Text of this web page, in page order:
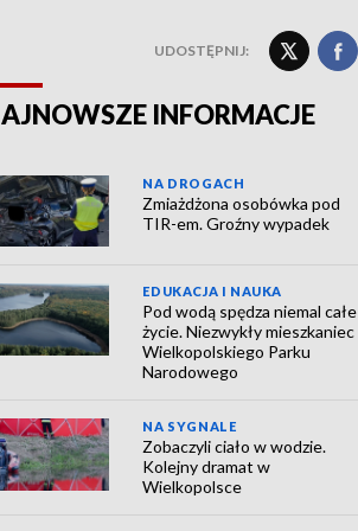
UDOSTĘPNIJ:
INFORMACJE
NA DROGACH
Zmiażdżona osobówka pod
TIR-em. Groźny wypadek
EDUKACJA I NAUKA
Pod wodą spędza niemal całe
życie. Niezwykły mieszkaniec
Wielkopolskiego Parku
Narodowego
NA SYGNALE
Zobaczyli ciało w wodzie.
Kolejny dramat w
Wielkopolsce